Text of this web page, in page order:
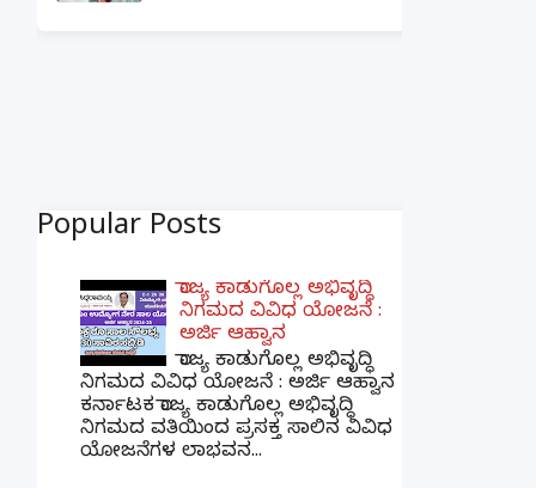
Popular Posts
ರಾಜ್ಯ ಕಾಡುಗೊಲ್ಲ ಅಭಿವೃದ್ಧಿ
ನಿಗಮದ ವಿವಿಧ ಯೋಜನೆ :
ಅರ್ಜಿ ಆಹ್ವಾನ
ರಾಜ್ಯ ಕಾಡುಗೊಲ್ಲ ಅಭಿವೃದ್ಧಿ
ನಿಗಮದ ವಿವಿಧ ಯೋಜನೆ : ಅರ್ಜಿ ಆಹ್ವಾನ
ಕರ್ನಾಟಕ ರಾಜ್ಯ ಕಾಡುಗೊಲ್ಲ ಅಭಿವೃದ್ಧಿ
ನಿಗಮದ ವತಿಯಿಂದ ಪ್ರಸಕ್ತ ಸಾಲಿನ ವಿವಿಧ
ಯೋಜನೆಗಳ ಲಾಭವನ...